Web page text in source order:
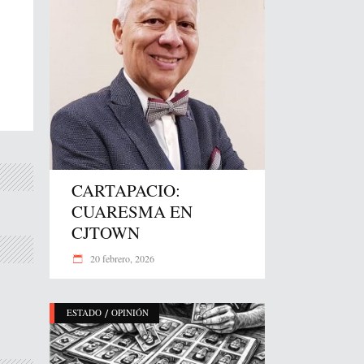
CARTAPACIO:
CUARESMA EN
CJTOWN
20 febrero, 2026
ESTADO / OPINIÓN